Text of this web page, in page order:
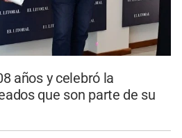
años y celebró la
que son parte de su